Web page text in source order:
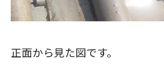
正面から見た図です。